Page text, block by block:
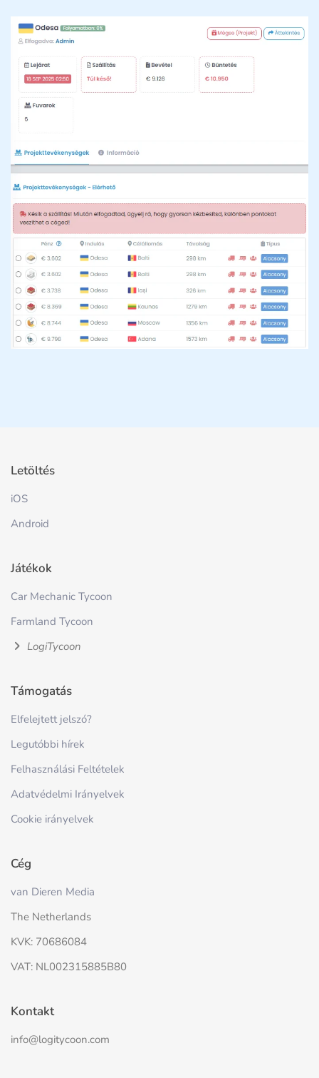
Letöltés
iOS
Android
Játékok
Car Mechanic Tycoon
Farmland Tycoon
LogiTycoon
Támogatás
Elfelejtett jelszó?
Legutóbbi hírek
Felhasználási Feltételek
Adatvédelmi Irányelvek
Cookie irányelvek
Cég
van Dieren Media
The Netherlands
KVK: 70686084
VAT: NL002315885B80
Kontakt
info@logitycoon.com